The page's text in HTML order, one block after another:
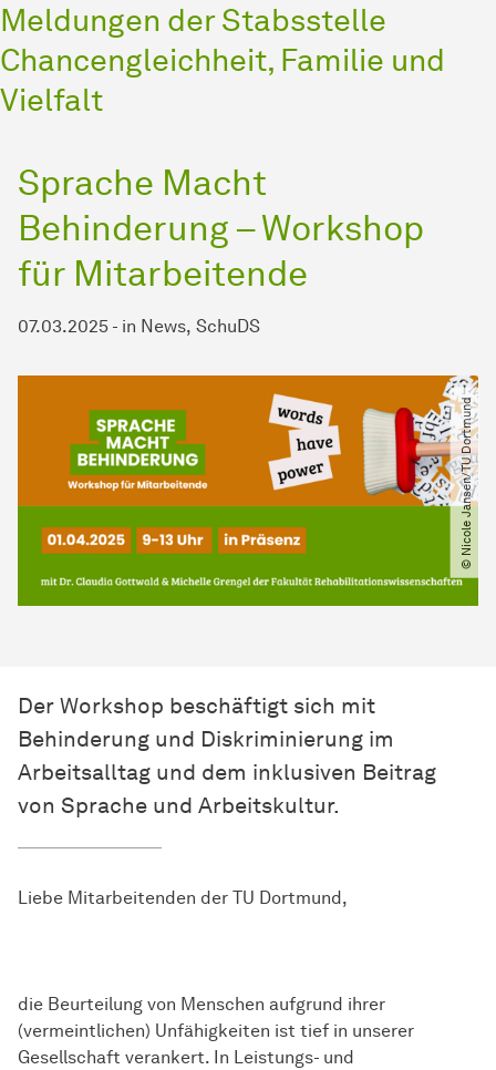
Meldungen der Stabsstelle
Chancengleichheit, Familie und
Vielfalt
Sprache Macht
Behinderung – Workshop
für Mitarbeitende
07.03.2025 - in News SchuDS
© Nicole Jansen​/​TU Dortmund
Der Workshop beschäftigt sich mit
Behinderung und Diskriminierung im
Arbeitsalltag und dem inklusiven Beitrag
von Sprache und Arbeitskultur.
Liebe Mitarbeitenden der TU Dortmund,
die Beurteilung von Menschen aufgrund ihrer
(vermeintlichen) Unfähigkeiten ist tief in unserer
Gesellschaft verankert. In Leistungs- und